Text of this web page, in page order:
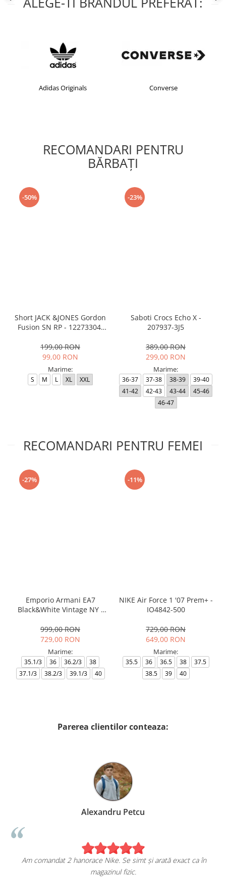
Adidas Originals Converse
RECOMANDARI PENTRU
BĂRBAŢI
-50%
Short JACK &JONES Gordon
Fusion SN RP - 12273304-
199,00 RON
99,00 RON
Marime:
S M L XL XXL
-23%
Saboti Crocs Echo X -
207937-3J5
389,00 RON
299,00 RON
Marime:
36-37 37-38 38-39
39-40
41-42
42-43 43-44
45-46
46-47
RECOMANDARI PENTRU FEMEI
-27%
Emporio Armani EA7
Black&White Vintage NY -
999,00 RON
729,00 RON
Marime:
35.1/3 36 36.2/3
38
37.1/3
38.2/3 39.1/3 40
-11%
NIKE Air Force 1 '07 Prem+ -
IO4842-500
729,00 RON
649,00 RON
Marime:
35.5 36 36.5 38
37.5
38.5
39 40
Parerea clientilor conteaza:
Alexandru Petcu
Am comandat 2 hanorace Nike. Se simt și arată exact ca în
magazinul fizic.